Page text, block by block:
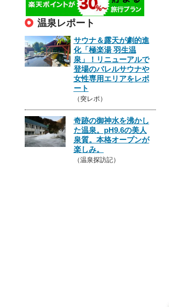
温泉レポート
サウナ＆露天が劇的進
化「極楽湯 羽生温
泉」！リニューアルで
登場のバレルサウナや
女性専用エリアをレポ
ート
（突レポ）
奇跡の御神水を沸かし
た温泉。pH9.6の美人
泉質。本格オープンが
楽しみ。
（温泉探訪記）